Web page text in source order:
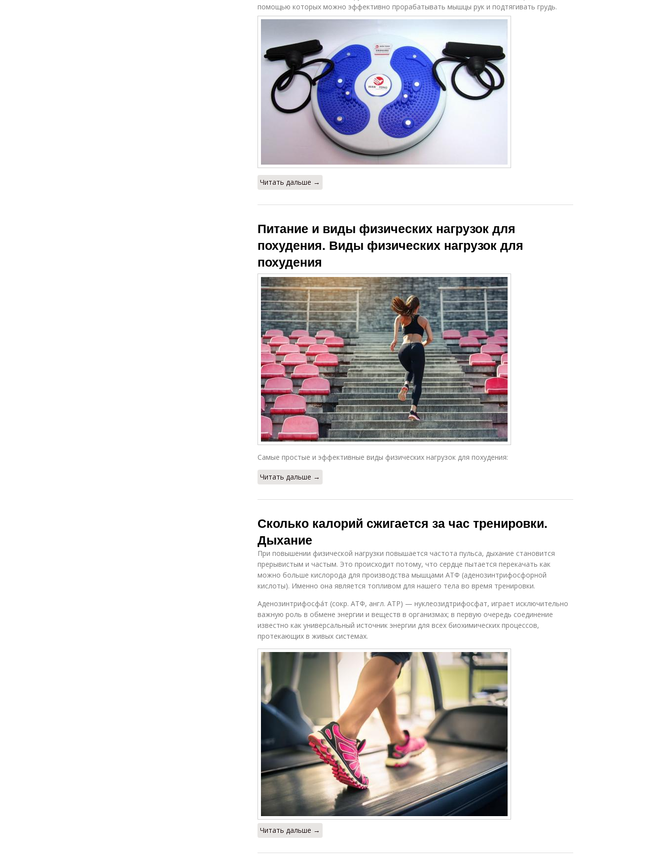
помощью которых можно эффективно прорабатывать мышцы рук и подтягивать грудь.
Читать дальше →
Питание и виды физических нагрузок для
похудения. Виды физических нагрузок для
похудения
Самые простые и эффективные виды физических нагрузок для похудения:
Читать дальше →
Сколько калорий сжигается за час тренировки.
Дыхание
При повышении физической нагрузки повышается частота пульса, дыхание становится
прерывистым и частым. Это происходит потому, что сердце пытается перекачать как
можно больше кислорода для производства мышцами АТФ (аденозинтрифосфорной
кислоты). Именно она является топливом для нашего тела во время тренировки.
Аденозинтрифосфа́т (сокр. АТФ, англ. АТР) — нуклеозидтрифосфат, играет исключительно
важную роль в обмене энергии и веществ в организмах; в первую очередь соединение
известно как универсальный источник энергии для всех биохимических процессов,
протекающих в живых системах.
Читать дальше →